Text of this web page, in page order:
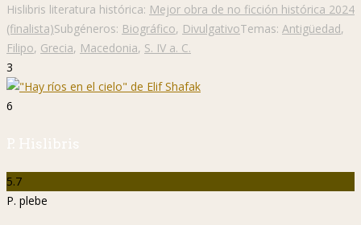
Hislibris literatura histórica: Mejor obra de no ficción histórica 2024
(finalista)Subgéneros: Biográfico, DivulgativoTemas: Antigüedad,
Filipo, Grecia, Macedonia, S. IV a. C.
3
6
P. Hislibris
5.7
P. plebe